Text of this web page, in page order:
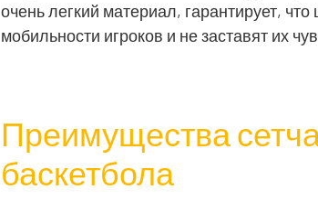
очень легкий материал, гарантирует,
мобильности игроков и не заставят их
Преимущества
баскетбола